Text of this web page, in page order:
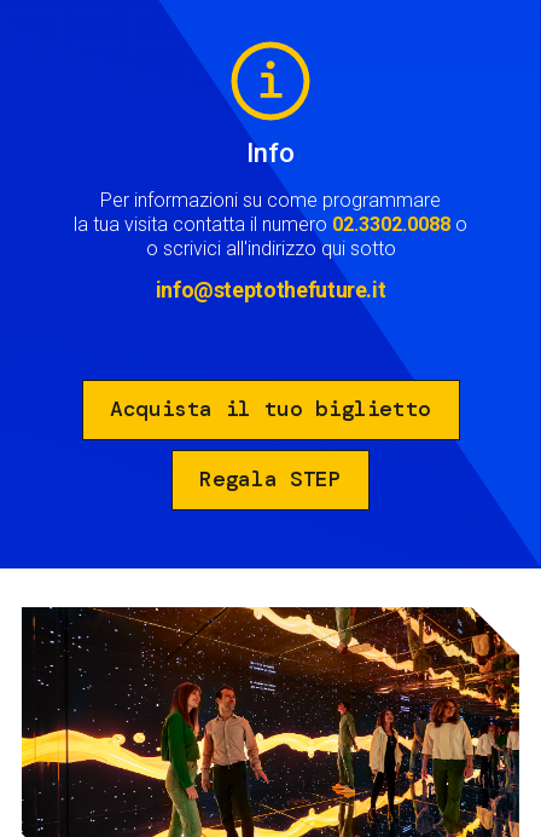
Info
Per informazioni su come programmare
la tua visita contatta il numero 02.3302.0088 o
o scrivici all'indirizzo qui sotto
info@steptothefuture.it
Acquista il tuo biglietto
Regala STEP